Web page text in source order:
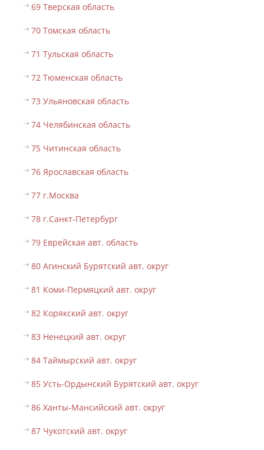
69 Тверская область
70 Томская область
71 Тульская область
72 Тюменская область
73 Ульяновская область
74 Челябинская область
75 Читинская область
76 Ярославская область
77 г.Москва
78 г.Санкт-Петербург
79 Еврейская авт. область
80 Агинский Бурятский авт. округ
81 Коми-Пермяцкий авт. округ
82 Корякский авт. округ
83 Ненецкий авт. округ
84 Таймырский авт. округ
85 Усть-Ордынский Бурятский авт. округ
86 Ханты-Мансийский авт. округ
87 Чукотский авт. округ